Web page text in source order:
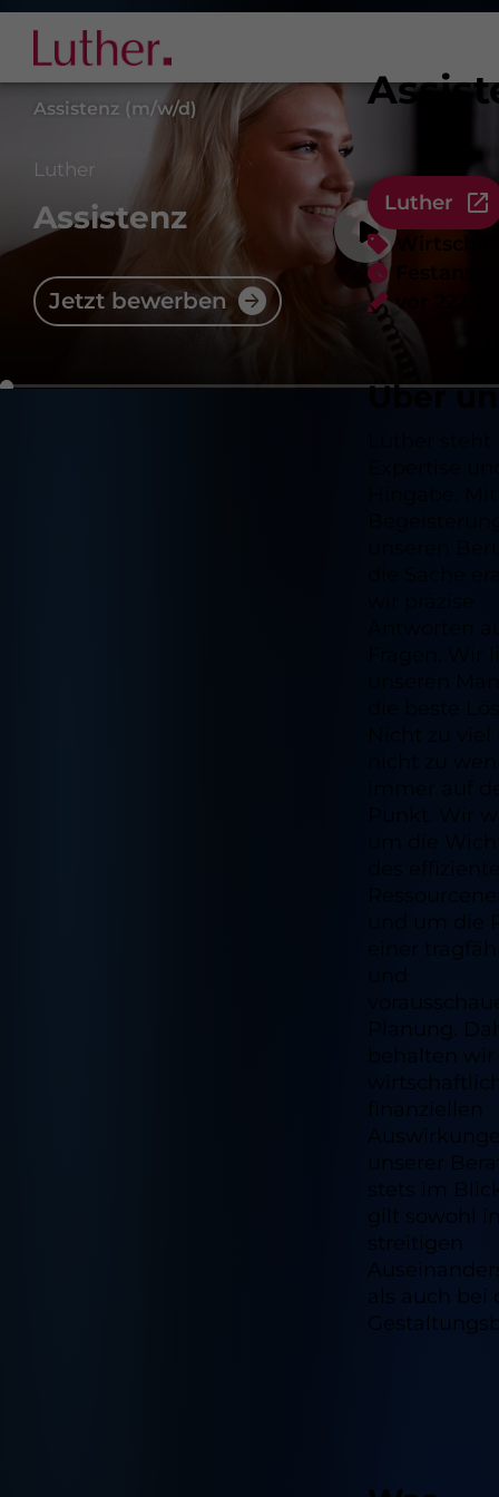
Assistenz (m/w/d)
Luther
Assistenz
Jetzt bewerben
Luther
vor 222
Über
um die
des
und um die
einer
und
Planung.
behalten
finanziellen
unserer
stets im
gilt sowohl
streitigen
als auch bei